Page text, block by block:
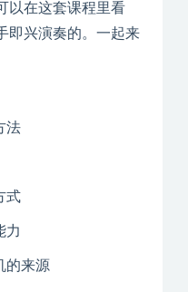
以在这套课程里看
即兴演奏的。一起来
法
式
力
的来源